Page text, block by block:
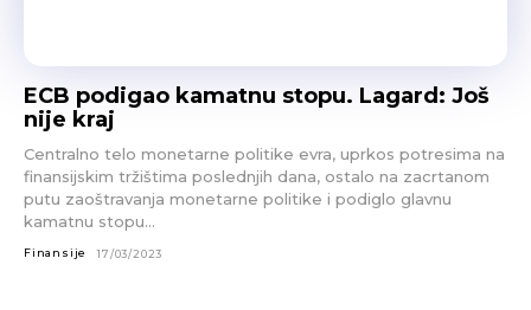
ECB podigao kamatnu stopu. Lagard: Još
nije kraj
Centralno telo monetarne politike evra, uprkos potresima na
finansijskim tržištima poslednjih dana, ostalo na zacrtanom
putu zaoštravanja monetarne politike i podiglo glavnu
kamatnu stopu...
Finansije 17/03/2023